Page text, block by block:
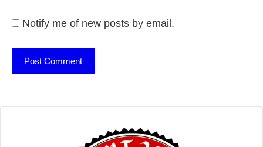
Notify me of new posts by email.